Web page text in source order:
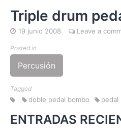
Triple drum
19 junio 2008 Leave a
Posted in
Percusión
Tagged
doble pedal bombo pedal
ENTRADAS